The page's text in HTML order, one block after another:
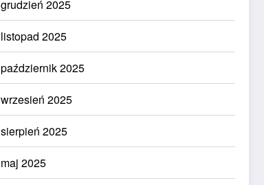
grudzień 2025
listopad 2025
październik 2025
wrzesień 2025
sierpień 2025
maj 2025